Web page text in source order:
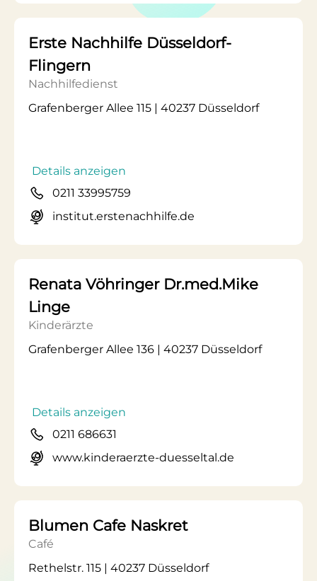
Erste Nachhilfe Düsseldorf-
Flingern
Nachhilfedienst
Grafenberger Allee 115 | 40237 Düsseldorf
Details anzeigen
0211 33995759
institut.erstenachhilfe.de
Renata Vöhringer Dr.med.Mike
Linge
Kinderärzte
Grafenberger Allee 136 | 40237 Düsseldorf
Details anzeigen
0211 686631
www.kinderaerzte-duesseltal.de
Blumen Cafe Naskret
Café
Rethelstr. 115 | 40237 Düsseldorf